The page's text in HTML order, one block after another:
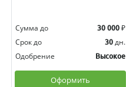
Сумма до 30 000 ₽
Срок до
30 дн.
Одобрение
Высокое
Оформить